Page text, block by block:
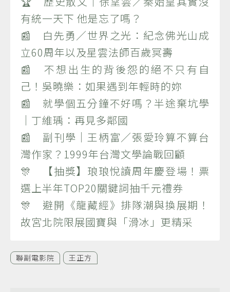
有統一天下 他是忘了嗎？
📰 白先勇／世界之光：紀念佛光山成
立60周年以及星雲法師百歲冥壽
📰 不想出生的背後怨的絕不只有自
己！吳曉樂：如果遇到年輕時的妳
📰 就學個五分鐘不好嗎？半途棄坑學
｜丁維瑀：再見多鄰國
📰 副刊學｜王柄富／張愛玲算不算台
灣作家？1999年台灣文學論戰回顧
🎊 【抽獎】琅琅悅讀周年慶登場！票
選上半年TOP20關鍵詞抽千元禮券
🎊 避開《龍藏經》排隊潮與換展期！
故宮北院限展國寶與「滑冰」更精采
聯副電影院 王正方